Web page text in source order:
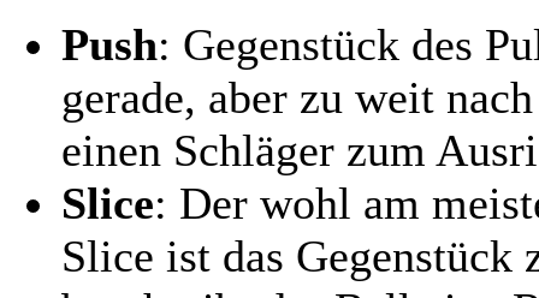
Push: Gegenstück des
gerade, aber zu weit
einen Schläger zum
Slice: Der wohl am
Slice ist das